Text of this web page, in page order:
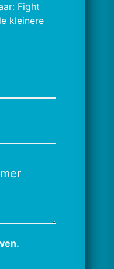
Fight
kleinere